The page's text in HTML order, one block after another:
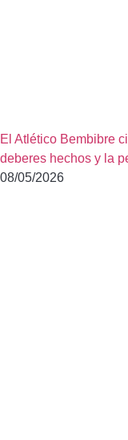
El Atlético Bembibre
deberes hechos y la
08/05/2026